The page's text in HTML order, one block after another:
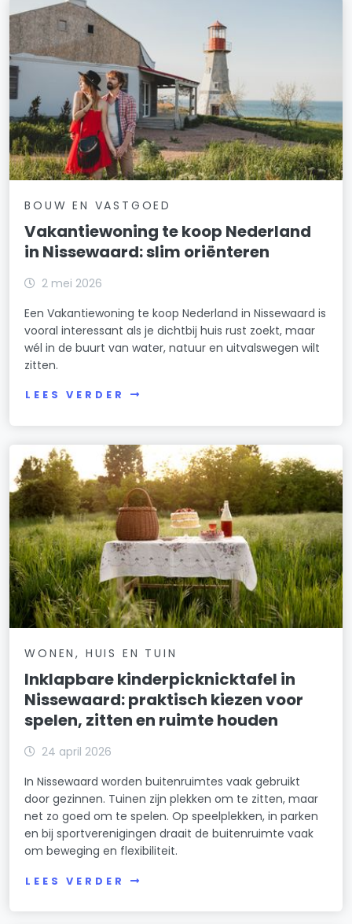
BOUW EN VASTGOED
Vakantiewoning te koop Nederland
in Nissewaard: slim oriënteren
2 mei 2026
Een Vakantiewoning te koop Nederland in Nissewaard is
vooral interessant als je dichtbij huis rust zoekt, maar
wél in de buurt van water, natuur en uitvalswegen wilt
zitten.
LEES VERDER
WONEN, HUIS EN TUIN
Inklapbare kinderpicknicktafel in
Nissewaard: praktisch kiezen voor
spelen, zitten en ruimte houden
24 april 2026
In Nissewaard worden buitenruimtes vaak gebruikt
door gezinnen. Tuinen zijn plekken om te zitten, maar
net zo goed om te spelen. Op speelplekken, in parken
en bij sportverenigingen draait de buitenruimte vaak
om beweging en flexibiliteit.
LEES VERDER